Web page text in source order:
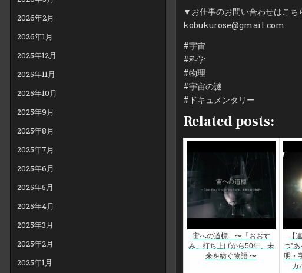
2026年2月
2026年1月
2025年12月
2025年11月
2025年10月
2025年9月
2025年8月
2025年7月
2025年6月
2025年5月
2025年4月
2025年3月
2025年2月
2025年1月
▼お仕事のお問い合わせはこち
kobukurose@gmail.com
#宇宙
#科学
#物理
#宇宙の謎
#ドキュメンタリー
Related posts:
宙への道標 〜「おおす
み」打ち上げから50年、未
来を紡ぐ物語 〜
【
つ”
明・
カ